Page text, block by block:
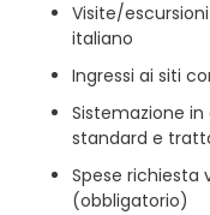
Visite/
italiano
Ingressi ai siti
Sistemazione
standard e
Spese richiesta
(obbligatorio)